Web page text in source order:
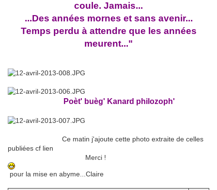
coule. Jamais...
...Des années mornes et sans avenir...
Temps perdu à attendre que les années
meurent..."
Poèt' buèg' Kanard philozoph'
Ce matin j'ajoute cette photo extraite de celles
publiées cf lien
Merci !
pour la mise en abyme...Claire